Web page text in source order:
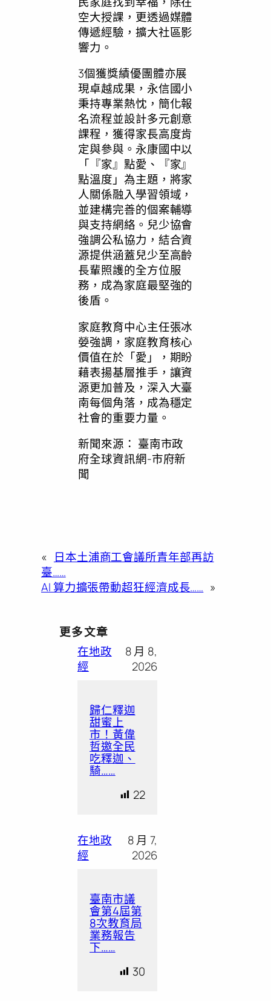
空大授課，更透過媒體
傳遞經驗，擴大社區影
響力。
3個獲獎績優團體亦展
現卓越成果，永信國小
秉持專業熱忱，簡化報
名流程並設計多元創意
課程，獲得家長高度肯
定與參與。永康國中以
「『家』點愛、『家』
點溫度」為主題，將家
人關係融入學習領域，
並建構完善的個案輔導
與支持網絡。兒少協會
強調公私協力，結合資
源提供涵蓋兒少至高齡
長輩照護的全方位服
務，成為家庭最堅強的
後盾。
家庭教育中心主任張冰
嫈強調，家庭教育核心
價值在於「愛」，期盼
藉表揚基層推手，讓資
源更加普及，深入大臺
南每個角落，成為穩定
社會的重要力量。
新聞來源： 臺南市政
府全球資訊網-市府新
聞
« 日本土浦商工會議所青年部再訪
臺……
AI 算力擴張帶動超狂經濟成長…… »
更多文章
在地政
經
8 月 8,
2026
歸仁釋迦
甜蜜上
市！黃偉
哲邀全民
吃釋迦、
騎……
22
在地政
經
8 月 7,
2026
臺南市議
會第4屆第
8次教育局
業務報告
下……
30